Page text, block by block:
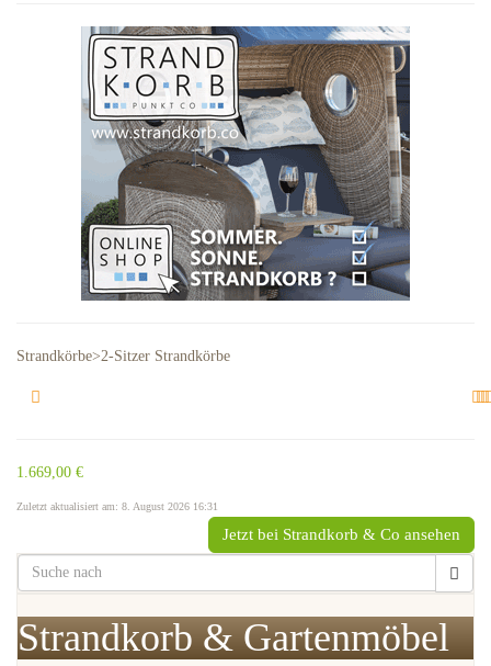
Strandkörbe>2-Sitzer Strandkörbe
1.669,00 €
Zuletzt aktualisiert am: 8. August 2026 16:31
Jetzt bei Strandkorb & Co ansehen
Strandkorb & Gartenmöbel